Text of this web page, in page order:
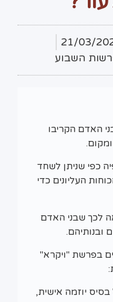
21/03/
השבוע
האדם הקריבו
כפי שניתן לשחד
העליונים כדי
לכך שבני האדם
ובנותיהם.
בפרשת "ויקרא"
יוזמה אישית,